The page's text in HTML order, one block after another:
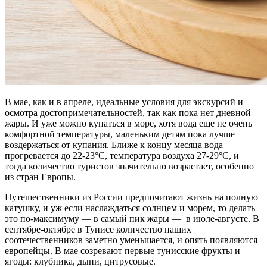
В мае, как и в апреле, идеальные условия для экскурсий и
осмотра достопримечательностей, так как пока нет дневной
жары. И уже можно купаться в море, хотя вода еще не очень
комфортной температуры, маленьким детям пока лучше
воздержаться от купания. Ближе к концу месяца вода
прогревается до 22-23°С, температура воздуха 27-29°С, и
тогда количество туристов значительно возрастает, особенно
из стран Европы.
Путешественники из России предпочитают жизнь на полную
катушку, и уж если наслаждаться солнцем и морем, то делать
это по-максимуму — в самый пик жары — в июле-августе. В
сентябре-октябре в Тунисе количество наших
соотечественников заметно уменьшается, и опять появляются
европейцы. В мае созревают первые тунисские фрукты и
ягоды: клубника, дыни, цитрусовые.